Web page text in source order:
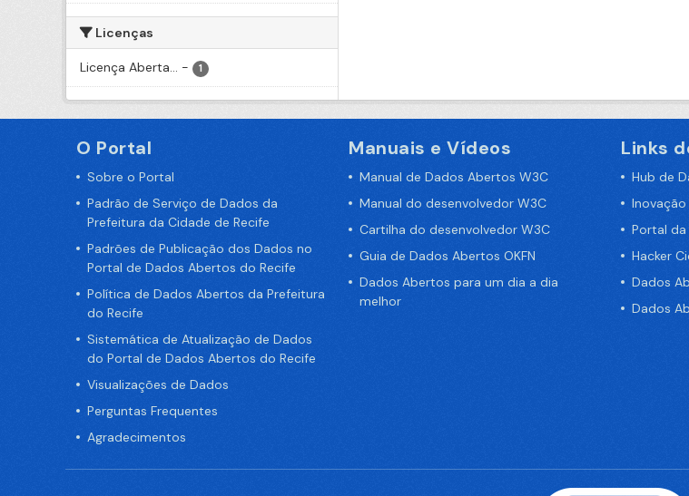
Licenças
Licença Aberta... - 1
O Portal
Sobre o Portal
Padrão de Serviço de Dados da
Prefeitura da Cidade de Recife
Padrões de Publicação dos Dados no
Portal de Dados Abertos do Recife
Política de Dados Abertos da Prefeitura
do Recife
Sistemática de Atualização de Dados
do Portal de Dados Abertos do Recife
Visualizações de Dados
Perguntas Frequentes
Agradecimentos
Manuais e Vídeos
Manual de Dados Abertos W3C
Manual do desenvolvedor W3C
Cartilha do desenvolvedor W3C
Guia de Dados Abertos OKFN
Dados Abertos para um dia a dia
melhor
Links
Hub de
Portal da
Hacker
Dados
Dados